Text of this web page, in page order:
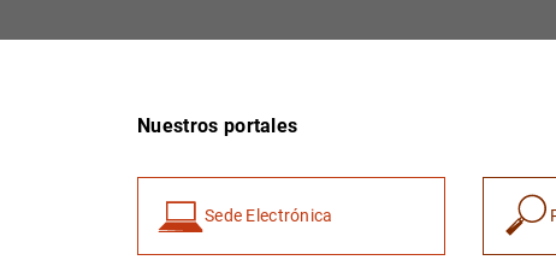
Nuestros portales
Sede Electrónica